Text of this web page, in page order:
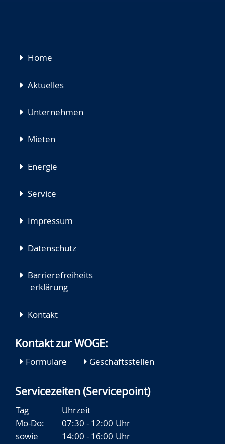
Navigation
Home
Aktuelles
Unternehmen
Mieten
Energie
Service
Impressum
Datenschutz
Barrierefreiheits
erklärung
Kontakt
Kontakt zur WOGE:
Formulare Geschäftsstellen
Servicezeiten (Servicepoint)
Tag
Uhrzeit
Mo-Do:
07:30 - 12:00 Uhr
sowie
14:00 - 16:00 Uhr